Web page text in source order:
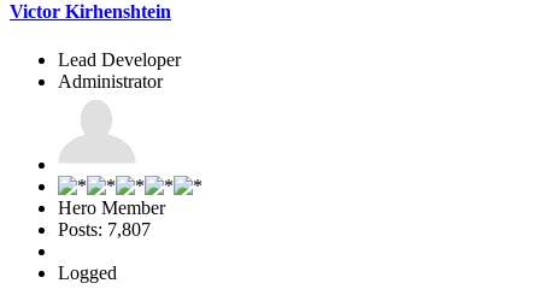
Victor Kirhenshtein
Lead Developer
Administrator
Hero Member
Posts: 7,807
Logged